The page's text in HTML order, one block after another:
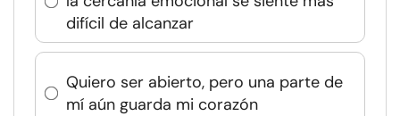
difícil de alcanzar
Quiero ser abierto, pero una parte de
mí aún guarda mi corazón